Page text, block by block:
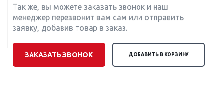
Так же, вы можете заказать звонок и наш
менеджер перезвонит вам сам или отправить
заявку, добавив товар в заказ.
ЗАКАЗАТЬ ЗВОНОК ДОБАВИТЬ В КОРЗИНУ